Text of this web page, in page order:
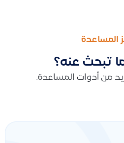
المساعدة
تبحث عنه؟
من أدوات المساعدة.